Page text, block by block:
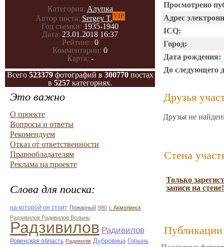
Категория: Алупка
Автор поста: Sergey T. VIP
Год съемки: 1935-1940
Дата: 23.01.2018 16:37
Рейтинг: 0
Комментарии: 0
Карта: -
Всего 523379фотографий в 300770постах
в 5257 категориях.
Это важно
О проекте
Вопросы и ответы
Рекомендуем
Отказ от ответственности
Правообладателям
Реклама на проекте
Слова для поиска:
на которой он стоит Пожарный 980 г. Акмолинск
Радзивилов Радивилов Волынь
Радзивилов Радивилов
Ровенская область Радивилiв Дубровица Горынь
Просмотрено
Адрес
ICQ:
Город:
Дата рождения:
До следующего
Друзья
Друзья не
Стена
Только
записи на стене!
Публикации